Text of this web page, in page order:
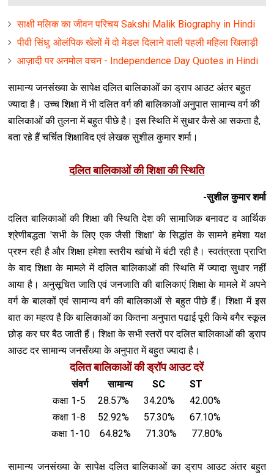
साक्षी मलिक का जीवन परिचय Sakshi Malik Biography in Hindi
पीवी सिंधु: ओलंपिक खेलों में दो मेडल दिलाने वाली पहली महिला खिलाड़ी
आज़ादी पर अनमोल वचन - Independence Day Quotes in Hindi
सामान्य जनसंख्या के सापेक्ष दलित बालिकाओं का ड्राप आउट अंतर बहुत
ज्यादा है। उच्च शिक्षा में भी दलित वर्ग की बालिकाओं अनुपात सामान्य वर्ग की
बालिकाओं की तुलना में बहुत पीछे है। इस स्थिति में सुधार कैसे आ सकता है,
बता रहे हैं चर्चित श‍िक्षाविद एवं लेखक सुशील कुमार शर्मा।
दलित बालिकाओं की शिक्षा की स्थिति
-सुशील कुमार शर्मा
दलित बालिकाओं की शिक्षा की स्थिति देश की सामाजिक बनावट व आर्थिक
श्रेणीबद्धता 'सभी के लिए एक जैसी शिक्षा' के सिद्धांत के सामने हमेशा यक्ष
प्रश्न रही है और शिक्षा हमेशा स्तरीय खांचो में बंटी रही है। स्वतंत्रता प्राप्ति
के बाद शिक्षा के मामले में दलित बालिकाओं की स्थिति में ज्यादा सुधार नहीं
आया है। अनुसूचित जाति एवं जनजाति की बालिकाएं शिक्षा के मामले में अपने
वर्ग के बालकों एवं सामान्य वर्ग की बालिकाओं से बहुत पीछे हैं। शिक्षा में इस
बात का महत्व है कि बालिकाओं का कितना अनुपात पढाई पूरी किये बगैर स्कूल
छोड़ कर घर बैठ जाती हैं। शिक्षा के सभी स्तरों पर दलित बालिकाओं की ड्राप
आउट दर सामान्य जनसँख्या के अनुपात में बहुत ज्यादा है।
दलित बालिकाओं की ड्रॉप आउट दरें
संवर्ग सामान्य SC ST
कक्षा 1-5 28.57% 34.20% 42.00%
कक्षा 1-8 52.92% 57.30% 67.10%
कक्षा 1-10 64.82% 71.30% 77.80%
सामान्य जनसंख्या के सापेक्ष दलित बालिकाओं का ड्राप आउट अंतर बहुत